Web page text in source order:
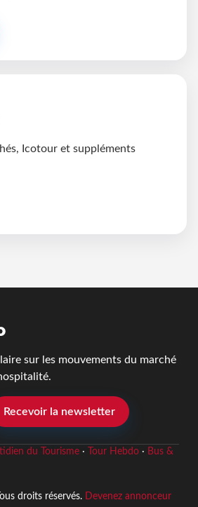
Icotour et suppléments
sur les mouvements du marché
Recevoir la newsletter
du Tourisme· Tour Hebdo· Bus &
droits réservés. Devenez annonceur